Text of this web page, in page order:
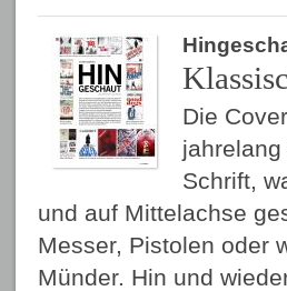
Die
Schrift,
und auf Mittelachse
Messer, Pistolen oder
Münder. Hin und